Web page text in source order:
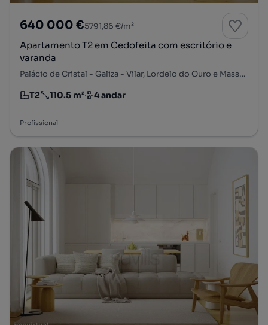
640 000 €5791,86 €/m²
Apartamento T2 em Cedofeita com escritório e
varanda
Palácio de Cristal - Galiza - Vilar, Lordelo do Ouro e Massarelos, Porto, Porto
Tipologia
T2
Preço por metro quadrado
110.5 m²
Andar 4 andar
Profissional